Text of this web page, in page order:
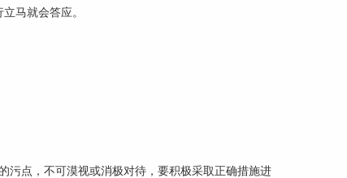
马就会答应。
污点，不可漠视或消极对待，要积极采取正确措施进